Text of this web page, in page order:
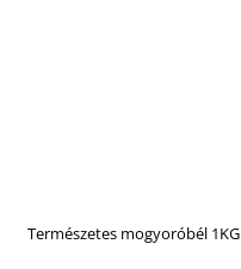
Természetes mogyoróbél 1KG